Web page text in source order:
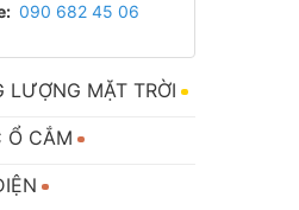
090 682 45 06
LƯỢNG MẶT TRỜI
Ổ CẮM